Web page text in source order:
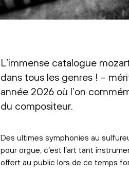
L’immense catalogue
dans tous les genres ! –
année 2026 où l’on
du compositeur.
Des ultimes symphonies au
pour orgue, c’est l’art tant
offert au public lors de ce temps